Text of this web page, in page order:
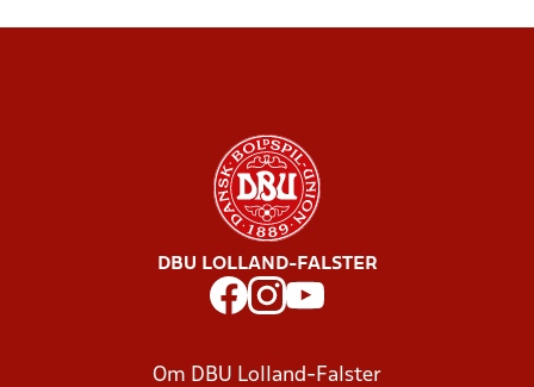
DBU LOLLAND-FALSTER
Om DBU Lolland-Falster